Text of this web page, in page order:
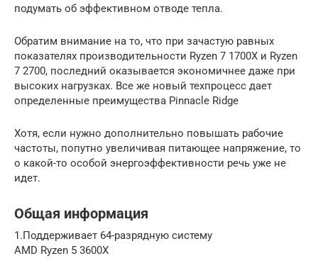
подумать об эффективном отводе тепла.
Обратим внимание на то, что при зачастую равных
показателях производительности Ryzen 7 1700X и Ryzen
7 2700, последний оказывается экономичнее даже при
высоких нагрузках. Все же новый техпроцесс дает
определенные преимущества Pinnacle Ridge
Хотя, если нужно дополнительно повышать рабочие
частоты, попутно увеличивая питающее напряжение, то
о какой-то особой энергоэффективности речь уже не
идет.
Общая информация
1.Поддерживает 64-разрядную систему
AMD Ryzen 5 3600X